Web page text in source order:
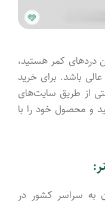
دردهای کمر هستید،
عالی باشد. برای خرید
از طریق سایت‌های
و محصول خود را با
به سراسر کشور در